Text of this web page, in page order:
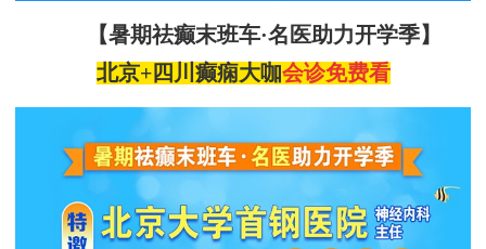
【暑期祛癫末班车·名医助力开学季】
北京+四川 癫痫大咖会诊免费看